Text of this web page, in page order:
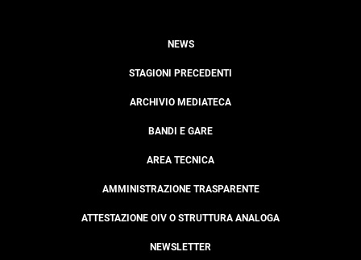
NEWS
STAGIONI PRECEDENTI
ARCHIVIO MEDIATECA
BANDI E GARE
AREA TECNICA
AMMINISTRAZIONE TRASPARENTE
ATTESTAZIONE OIV O STRUTTURA ANALOGA
NEWSLETTER